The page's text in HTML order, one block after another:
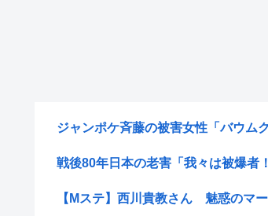
ジャンポケ斉藤の被害女性「バウム
戦後80年日本の老害「我々は被爆
【Mステ】西川貴教さん 魅惑のマ